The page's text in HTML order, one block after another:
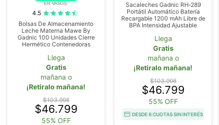
EN VASOS,
4.5
Bolsas De Almacenamiento
Leche Materna Mawe By
Gadnic 100 Unidades Cierre
Hermético Contenedoras
Llega
Gratis
mañana o
¡Retiralo mañana!
$103.998
$46.799
55% OFF
Sacaleches Gadnic RH‑289
Portátil Automático Batería
Recargable 1200 mAh Libre de
BPA Intensidad Ajustable
Llega
Gratis
mañana o
¡Retiralo mañana!
$103.998
$46.799
55% OFF
DESDE 6 CUOTAS SIN INTERÉS